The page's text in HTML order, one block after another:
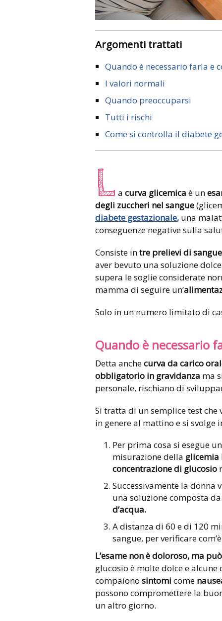
Argomenti trattati
Quando è necessario farla e
I valori normali
Quando preoccuparsi
Tutti i rischi
Come si controlla il diabete
L a curva glicemica è un
degli zuccheri nel sangue
diabete gestazionale, una
conseguenze negative sulla
Consiste intre prelievi di sangue
aver bevuto una soluzione
supera le soglie considerate
mamma di seguire un’
Solo in un numero limitato di
Quando è necessario
Detta anchecurva da carico
obbligatorio in gravidanza ma
personale, rischiano di
Si tratta di un semplice test
in genere al mattino e si svolge
Per prima cosa si esegue
misurazione della glicemia
concentrazione di glucosio
Successivamente la donna
una soluzione composta
d’acqua.
A distanza di 60 e di 120
sangue, per verificare
L’esame non è doloroso, ma
glucosio è molte dolce e
compaiono sintomi come
possono compromettere la
un altro giorno.